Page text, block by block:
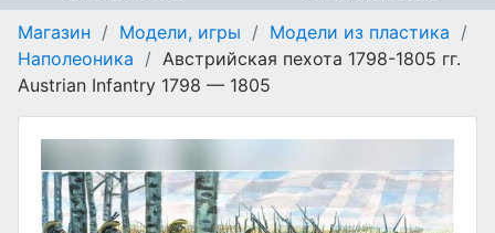
Магазин / Модели, игры / Модели из пластика /
Наполеоника / Австрийская пехота 1798-1805 гг.
Austrian Infantry 1798 — 1805